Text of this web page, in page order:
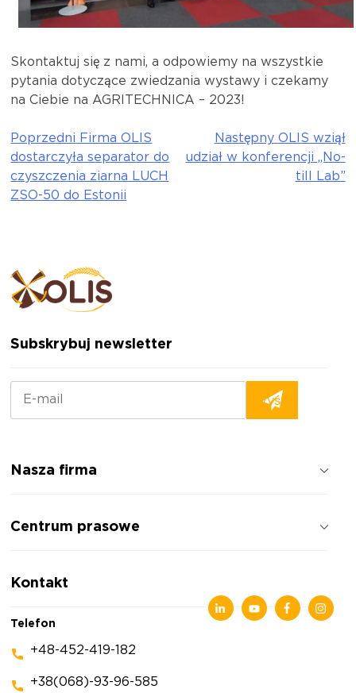
Skontaktuj się z nami, a odpowiemy na wszystkie
pytania dotyczące zwiedzania wystawy i czekamy
na Ciebie na AGRITECHNICA – 2023!
Nawigacja
wpisu
Poprzedni Firma OLIS
dostarczyła separator do
czyszczenia ziarna LUCH
ZSO-50 do Estonii
Następny OLIS wziął
udział w konferencji „No-
till Lab”
Subskrybuj newsletter
Nasza firma
Opinie o firmie
Centrum prasowe
Artykuły
Kontakt
Telefon
+48-452-419-182
+38(068)-93-96-585